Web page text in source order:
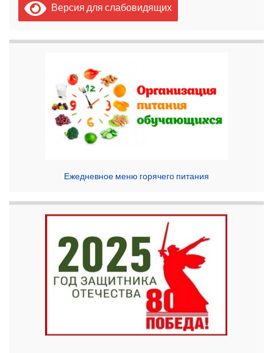
Версия для слабовидящих
Ежедневное меню горячего питания